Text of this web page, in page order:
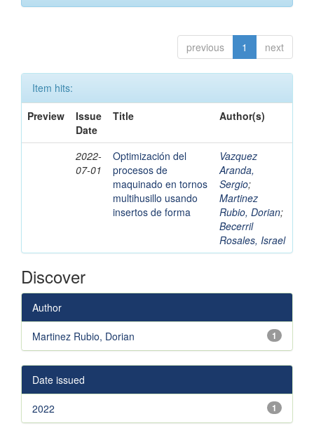
previous 1 next
Item hits:
Preview
Issue
Date
Title Author(s)
2022-
07-01
Optimización del
procesos de
maquinado en tornos
multihusillo usando
insertos de forma
Vazquez
Aranda,
Sergio;
Martinez
Rubio, Dorian;
Becerril
Rosales, Israel
Discover
Author
1
Martinez Rubio, Dorian
Date issued
1
2022